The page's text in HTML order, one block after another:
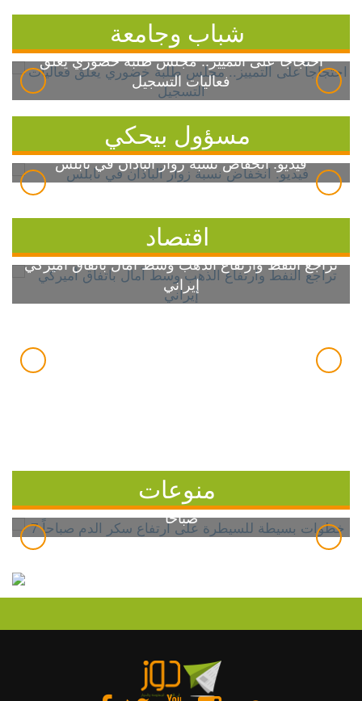
شباب وجامعة
احتجاجاً على التمييز.. مجلس طلبة خضوري يعلق
فعاليات التسجيل
مسؤول بيحكي
فيديو: انخفاض نسبة زوار الباذان في نابلس
اقتصاد
تراجع النفط وارتفاع الذهب وسط آمال باتفاق أميركي
إيراني
منوعات
7 خطوات بسيطة للسيطرة على ارتفاع سكر الدم
صباحاً